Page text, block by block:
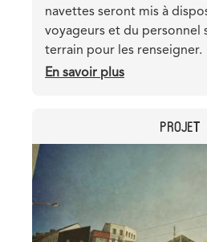
navettes seront mis à
voyageurs et du personnel
terrain pour les renseigner.
En savoir plus
PROJET
Header
image
Image